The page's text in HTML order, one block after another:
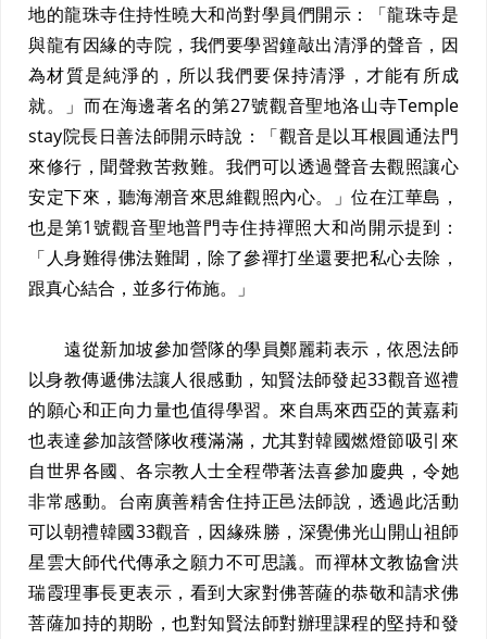
地的龍珠寺住持性曉大和尚對學員們開示：「龍珠寺是
與龍有因緣的寺院，我們要學習鐘敲出清淨的聲音，因
為材質是純淨的，所以我們要保持清淨，才能有所成
就。」而在海邊著名的第27號觀音聖地洛山寺Temple
stay院長日善法師開示時說：「觀音是以耳根圓通法門
來修行，聞聲救苦救難。我們可以透過聲音去觀照讓心
安定下來，聽海潮音來思維觀照內心。」位在江華島，
也是第1號觀音聖地普門寺住持禪照大和尚開示提到：
「人身難得佛法難聞，除了參禪打坐還要把私心去除，
跟真心結合，並多行佈施。」
遠從新加坡參加營隊的學員鄭麗莉表示，依恩法師
以身教傳遞佛法讓人很感動，知賢法師發起33觀音巡禮
的願心和正向力量也值得學習。來自馬來西亞的黃嘉莉
也表達參加該營隊收穫滿滿，尤其對韓國燃燈節吸引來
自世界各國、各宗教人士全程帶著法喜參加慶典，令她
非常感動。台南廣善精舍住持正邑法師說，透過此活動
可以朝禮韓國33觀音，因緣殊勝，深覺佛光山開山祖師
星雲大師代代傳承之願力不可思議。而禪林文教協會洪
瑞霞理事長更表示，看到大家對佛菩薩的恭敬和請求佛
菩薩加持的期盼，也對知賢法師對辦理課程的堅持和發